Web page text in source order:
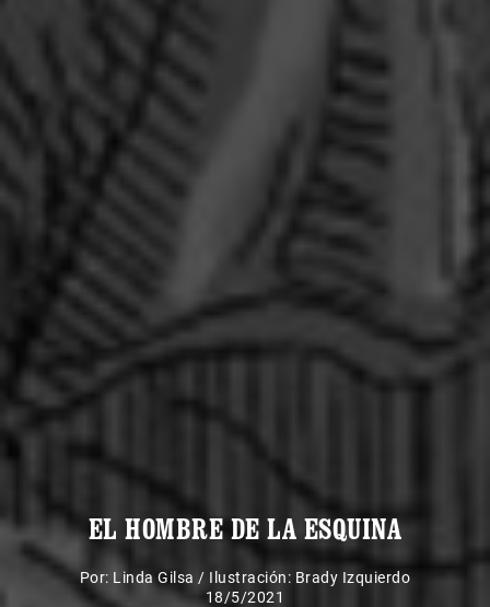
EL HOMBRE DE LA ESQUINA
Por: Linda Gilsa / Ilustración: Brady Izquierdo
18/5/2021